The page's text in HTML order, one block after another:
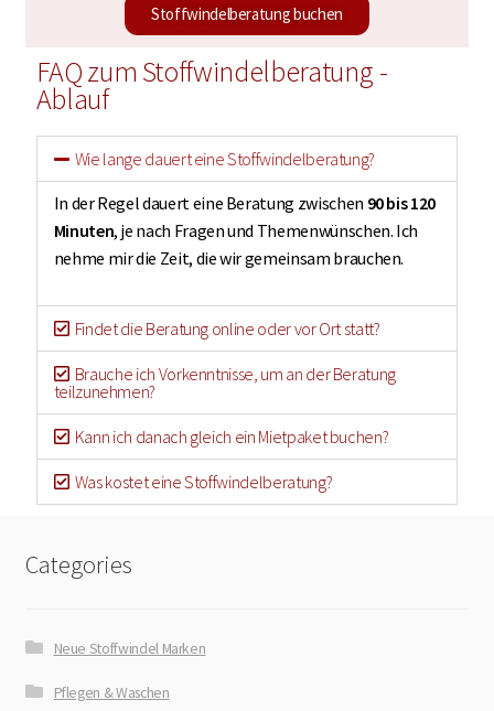
Stoffwindelberatung buchen
FAQ zum Stoffwindelberatung -
Ablauf
Wie lange dauert eine Stoffwindelberatung?
In der Regel dauert eine Beratung zwischen 90 bis 120
Minuten, je nach Fragen und Themenwünschen. Ich
nehme mir die Zeit, die wir gemeinsam brauchen.
Findet die Beratung online oder vor Ort statt?
Brauche ich Vorkenntnisse, um an der Beratung
teilzunehmen?
Kann ich danach gleich ein Mietpaket buchen?
Was kostet eine Stoffwindelberatung?
Categories
Neue Stoffwindel Marken
Pflegen & Waschen